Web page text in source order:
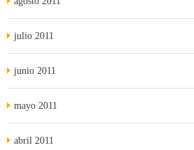
julio 2011
junio 2011
mayo 2011
abril 2011